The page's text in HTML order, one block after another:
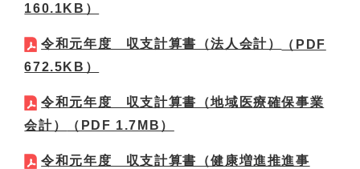
160.1KB）
令和元年度 収支計算書（法人会計）
（PDF
672.5KB）
令和元年度 収支計算書（地域医療確保事業
会計）
（PDF 1.7MB）
令和元年度 収支計算書（健康増進推進事